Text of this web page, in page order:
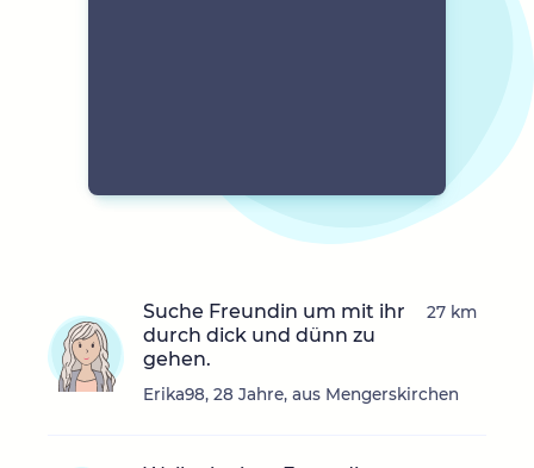
Suche Freundin um mit ihr
durch dick und dünn zu
gehen.
Erika98, 28 Jahre, aus Mengerskirchen
27 km